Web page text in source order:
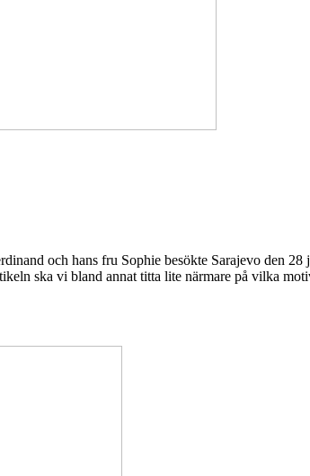
och hans fru Sophie besökte Sarajevo den
ska vi bland annat titta lite närmare på vilka